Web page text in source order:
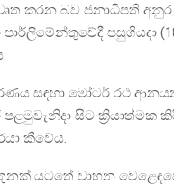
කරන බව ජනාධිපති අනුර
පසුගියදා
සඳහා මෝටර් රථ
පළමුවැනිදා සිට ක්‍රියාත්මක
කීවේය.
යටතේ වාහන